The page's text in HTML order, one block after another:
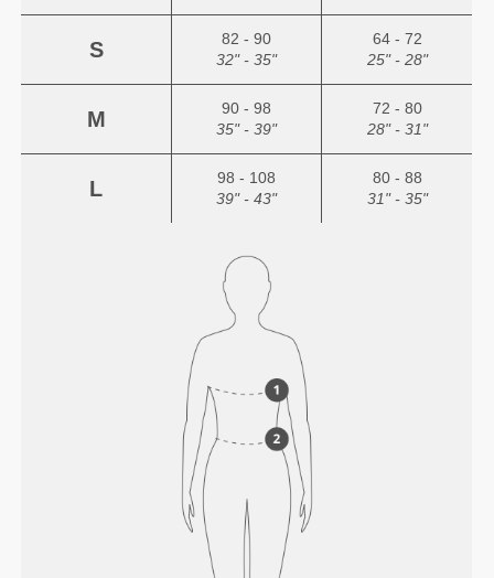
S
82 - 90
32" - 35"
64 - 72
25" - 28"
M
90 - 98
35" - 39"
72 - 80
28" - 31"
L
98 - 108
39" - 43"
80 - 88
31" - 35"